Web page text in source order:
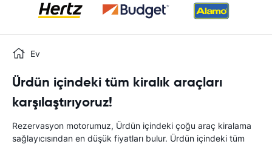
Ev
Ürdün içindeki tüm kiralık araçları
karşılaştırıyoruz!
Rezervasyon motorumuz, Ürdün içindeki çoğu araç kiralama
sağlayıcısından en düşük fiyatları bulur. Ürdün içindeki tüm